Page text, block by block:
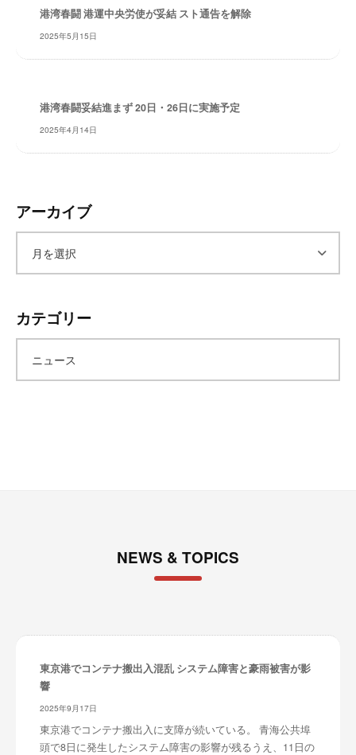
港湾春闘 港運中央労使が妥結 スト通告を解除
2025年5月15日
港湾春闘妥結進まず 20日・26日に実施予定
2025年4月14日
アーカイブ
カ
イ
カテゴリー
ニュース
NEWS & TOPICS
東京港でコンテナ搬出入混乱 システム障害と豪雨被害が影
響
2025年9月17日
東京港でコンテナ搬出入に支障が続いている。 青海公共埠
頭で8日に発生したシステム障害の影響が残るうえ、11日の